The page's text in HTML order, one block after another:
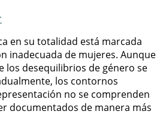
en su totalidad está marcada
inadecuada de mujeres. Aunque
los desequilibrios de género se
los contornos
no se comprenden
documentados de manera más